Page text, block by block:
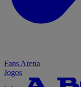
Fans Arena
Jogos